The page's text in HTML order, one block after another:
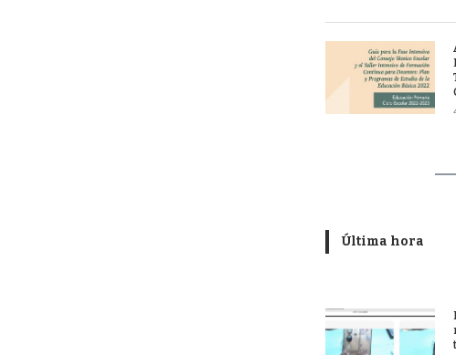
Última hora